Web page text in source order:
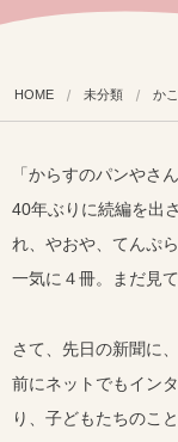
HOME 未分類 か
「からすのパンやさ
40年ぶりに続編を出
れ、やおや、てんぷ
一気に４冊。まだ見
さて、先日の新聞に
前にネットでもイン
り、子どもたちのこ